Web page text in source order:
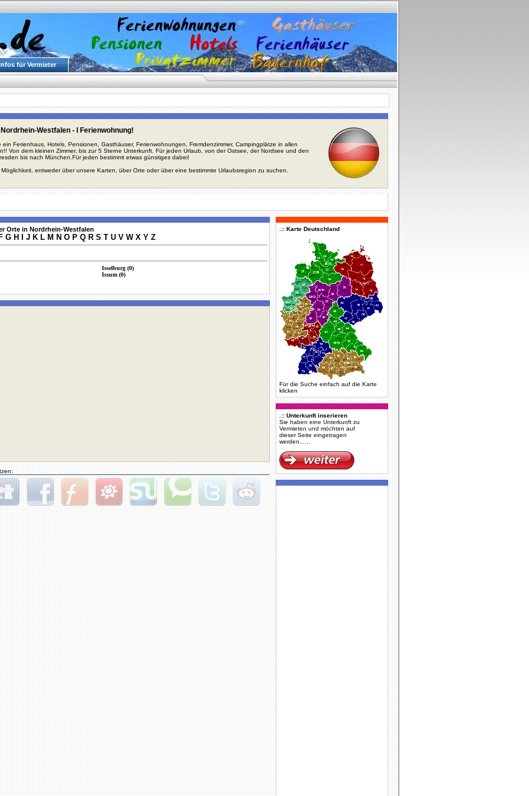
für Vermieter
Westfalen - I Ferienwohnung!
ein Ferienhaus, Hotels, Pensionen, Gasthäuser, Ferienwohnungen, Fremdenzimmer, Campingplätze in allen
Von dem kleinen Zimmer, bis zur 5 Sterne Unterkunft. Für jeden Urlaub, von der Ostsee, der Nordsee und den
bis nach München.Für jeden bestimmt etwas günstiges dabei!
entweder über unsere Karten, über Orte oder über eine bestimmte Urlaubsregion zu suchen.
Orte in Nordrhein-Westfalen
F G H J K L M N O P Q R S T U V W X Y Z
Isselburg (0)
Issum (0)
Facebook Furl StudiVZ StumbleUponTechnorati Twitter Reddit
.:: Karte Deutschland
Für die Suche einfach auf die Karte
klicken
.:: Unterkunft inserieren
Sie haben eine Unterkunft zu
Vermieten und möchten auf
dieser Seite eingetragen
werden......